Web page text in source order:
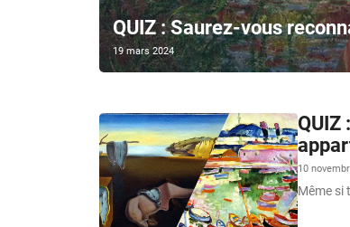
QUIZ : Saurez-vous
19 mars 2024
QUIZ
10
Même si